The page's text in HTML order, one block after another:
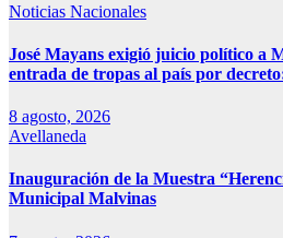
Noticias Nacionales
José Mayans exigió juicio político a
entrada de tropas al país por
8 agosto, 2026
Avellaneda
Inauguración de la Muestra
Municipal Malvinas